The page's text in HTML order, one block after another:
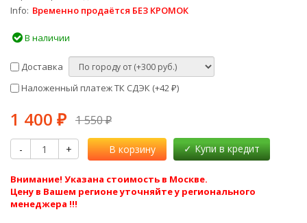
Info Временно продаётся БЕЗ КРОМОК
В наличии
Доставка
Наложенный платеж ТК СДЭК (+42 ₽)
1 400 ₽ 1 550₽
- + В корзину
Внимание! Указана стоимость в Москве.
Цену в Вашем регионе уточняйте у регионального
менеджера !!!